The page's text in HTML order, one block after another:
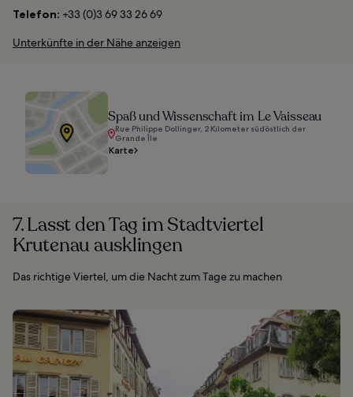
Telefon: +33 (0)3 69 33 26 69
Unterkünfte in der Nähe anzeigen
Spaß und Wissenschaft im Le Vaisseau
Rue Philippe Dollinger, 2 Kilometer südöstlich der
Grande Île
Karte
7. Lasst den Tag im Stadtviertel
Krutenau ausklingen
Das richtige Viertel, um die Nacht zum Tage zu machen